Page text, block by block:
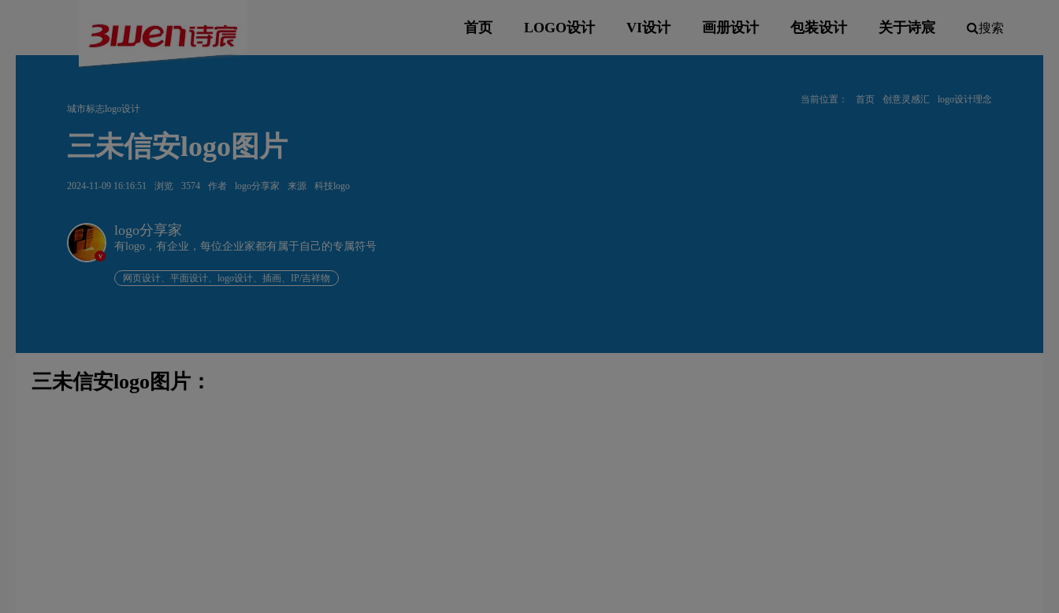
首页 LOGO设计 VI设计 画册设计 包装设计 关于诗宸 搜索
当前位置： 首页 创意灵感汇
logo设计理念
城市标志logo设计
三未信安logo图片
2024-11-09 16:16:51 浏览 3574 作者 logo分享家 来源 科技logo
v
logo分享家
有logo，有企业，每位企业家都有属于自己的专属符号
网页设计、平面设计、logo设计、插画、IP/吉祥物
三未信安logo图片：